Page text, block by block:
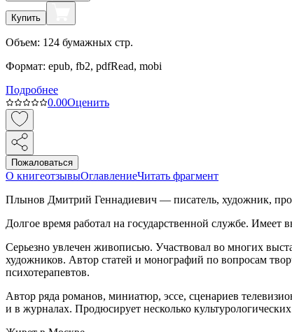
Купить
Объем: 124 бумажных стр.
Формат: epub, fb2, pdfRead, mobi
Подробнее
0.00Оценить
Пожаловаться
О книгеотзывыОглавлениеЧитать фрагмент
Плынов Дмитрий Геннадиевич — писатель, художник,
Долгое время работал на государственной службе. Имеет
Серьезно увлечен живописью. Участвовал во многих
художников. Автор статей и монографий по вопросам
психотерапевтов.
Автор ряда романов, миниатюр, эссе, сценариев
и в журналах. Продюсирует несколько